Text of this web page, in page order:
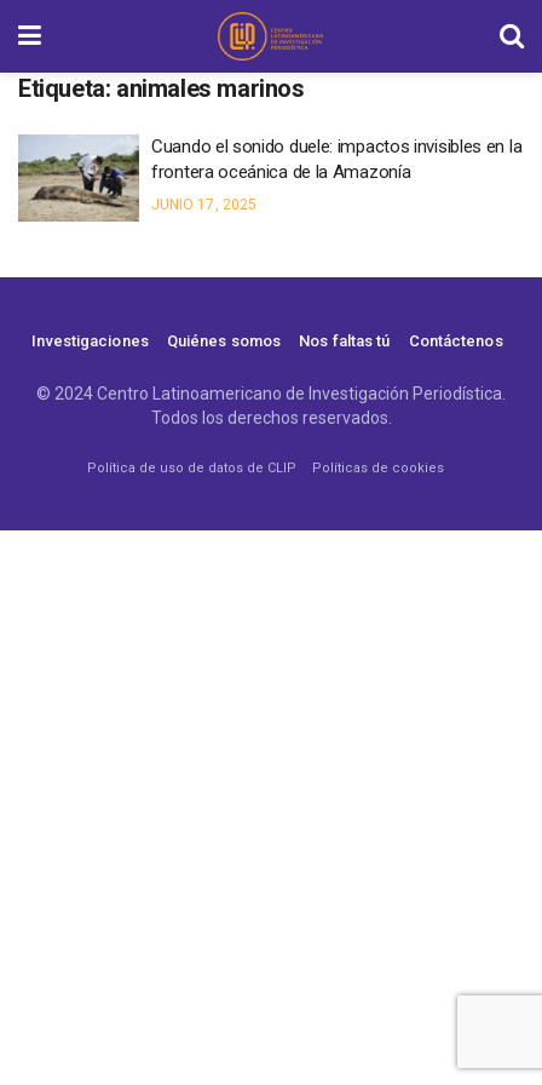
Etiqueta: animales marinos
Cuando el sonido duele: impactos invisibles en la
frontera oceánica de la Amazonía
JUNIO 17, 2025
Investigaciones Quiénes somos Nos faltas tú Contáctenos
© 2024 Centro Latinoamericano de Investigación Periodística.
Todos los derechos reservados.
Política de uso de datos de CLIP Políticas de cookies